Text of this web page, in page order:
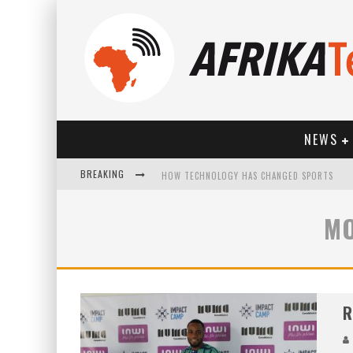
NEWS
BREAKING HOW TECHNOLOGY HAS CHANGED SPORTS